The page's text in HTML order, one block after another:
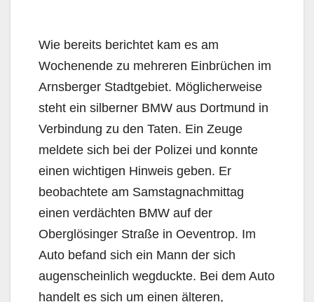
Wie bereits berichtet kam es am
Wochenende zu mehreren Einbrüchen im
Arnsberger Stadtgebiet. Möglicherweise
steht ein silberner BMW aus Dortmund in
Verbindung zu den Taten. Ein Zeuge
meldete sich bei der Polizei und konnte
einen wichtigen Hinweis geben. Er
beobachtete am Samstagnachmittag
einen verdächten BMW auf der
Oberglösinger Straße in Oeventrop. Im
Auto befand sich ein Mann der sich
augenscheinlich wegduckte. Bei dem Auto
handelt es sich um einen älteren,